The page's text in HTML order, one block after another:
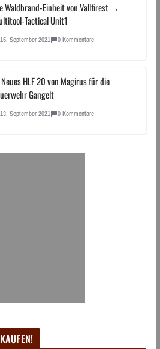
Waldbrand-Einheit von Vallfirest →
Tactical Unit1
15. September 2021 0 Kommentare
Neues HLF 20 von Magirus für die
Gangelt
13. September 2021 0 Kommentare